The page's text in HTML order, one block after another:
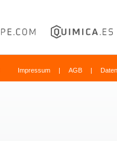
Impressum | AGB |